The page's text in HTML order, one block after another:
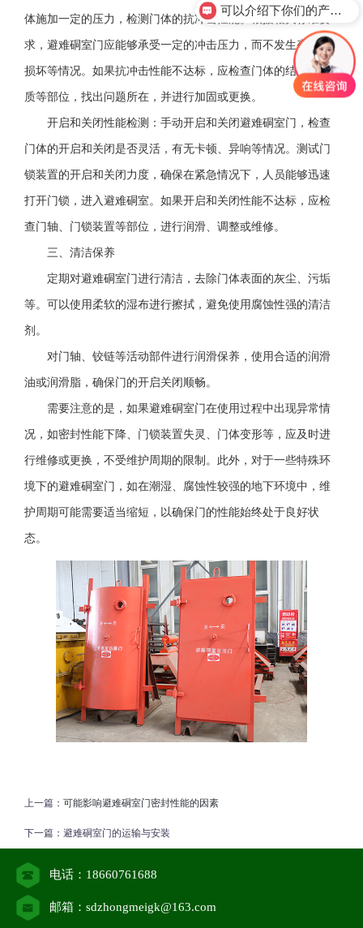
体施加一定的压力，检测门体的抗冲击性能。根据相关标准要
求，避难硐室门应能够承受一定的冲击压力，而不发生变形、
损坏等情况。如果抗冲击性能不达标，应检查门体的结构、材
质等部位，找出问题所在，并进行加固或更换。
开启和关闭性能检测：手动开启和关闭避难硐室门，检查
门体的开启和关闭是否灵活，有无卡顿、异响等情况。测试门
锁装置的开启和关闭力度，确保在紧急情况下，人员能够迅速
打开门锁，进入避难硐室。如果开启和关闭性能不达标，应检
查门轴、门锁装置等部位，进行润滑、调整或维修。
三、清洁保养
定期对避难硐室门进行清洁，去除门体表面的灰尘、污垢
等。可以使用柔软的湿布进行擦拭，避免使用腐蚀性强的清洁
剂。
对门轴、铰链等活动部件进行润滑保养，使用合适的润滑
油或润滑脂，确保门的开启关闭顺畅。
需要注意的是，如果避难硐室门在使用过程中出现异常情
况，如密封性能下降、门锁装置失灵、门体变形等，应及时进
行维修或更换，不受维护周期的限制。此外，对于一些特殊环
境下的避难硐室门，如在潮湿、腐蚀性较强的地下环境中，维
护周期可能需要适当缩短，以确保门的性能始终处于良好状
态。
上一篇： 可能影响避难硐室门密封性能的因素
下一篇： 避难硐室门的运输与安装
电话：18660761688
邮箱：sdzhongmeigk@163.com
可以介绍下你们的产品么？